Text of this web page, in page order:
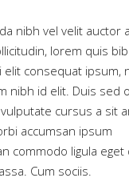
5,
nibh vel velit auctor
lorem quis
elit consequat ipsum,
nibh id elit. Duis sed
cursus a sit
accumsan ipsum
commodo ligula eget
Cum sociis.